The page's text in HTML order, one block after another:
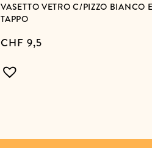
VASETTO VETRO C/PIZZO BIANCO E
TAPPO
CHF 9,5